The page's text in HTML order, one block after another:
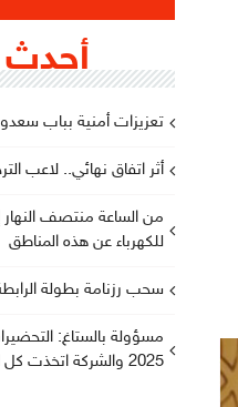
أحدث
تعزيزات أمنية بباب
أثر اتفاق نهائي.. لاعب
من الساعة منتصف
للكهرباء عن هذه المناطق
سحب رزنامة بطولة
مسؤولة بالستاغ:
2025 والشركة اتخذت كل التدابير الممكنة